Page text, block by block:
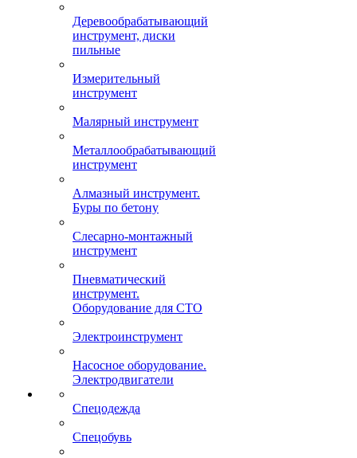
Деревообрабатывающий
инструмент, диски
пильные
Измерительный
инструмент
Малярный инструмент
Металлообрабатывающий
инструмент
Алмазный инструмент.
Буры по бетону
Слесарно-монтажный
инструмент
Пневматический
инструмент.
Оборудование для СТО
Электроинструмент
Насосное оборудование.
Электродвигатели
Спецодежда
Спецобувь